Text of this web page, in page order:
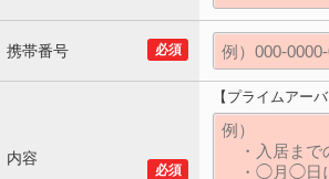
必須
携帯番号
必須
内容
【プライムアー